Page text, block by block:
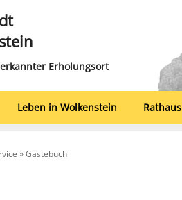
Erholungsort
Leben in Wolkenstein
» Gästebuch